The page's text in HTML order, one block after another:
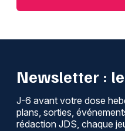
Newsletter :
J-6 avant votre dose
plans, sorties,
rédaction JDS, chaque